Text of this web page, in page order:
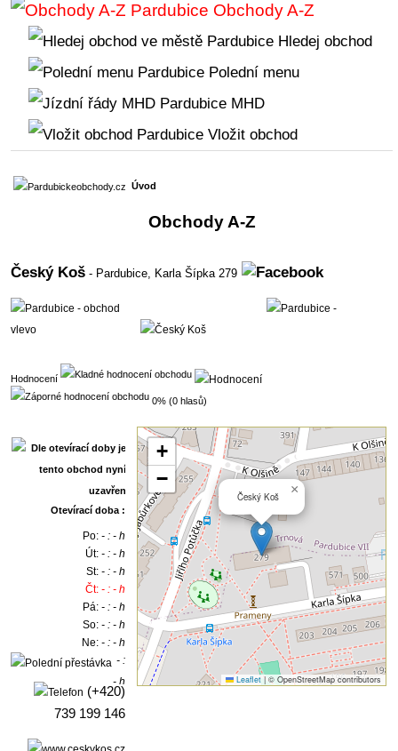
Obchody A-Z
Hledej obchod
Polední menu
MHD
Vložit obchod
Úvod
Obchody A-Z
Český Koš - Pardubice, Karla Šípka 279
Hodnocení
0% (0 hlasů)
Otevírací doba :
Po:- : - h
Út:- : - h
St:- : - h
Čt:- : - h
Pá:- : - h
So:- : - h
Ne:- : - h
- :
- h
(+420)
739 199 146
Český Koš ×
+
−
Leaflet |© OpenStreetMap contributors